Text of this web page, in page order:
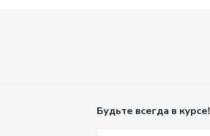
Будьте всегда в курсе!